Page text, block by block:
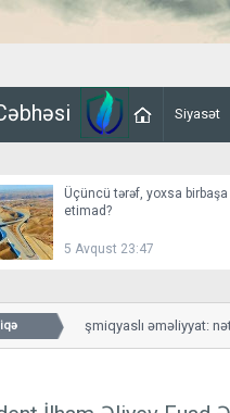
Siyasət
Üçüncü tərəf, yoxsa birbaşa
etimad?
5 Avqust 23:47
qarşı genişmiqyaslı əməliyyat: